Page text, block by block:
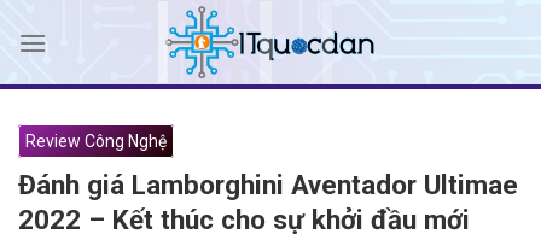
Review Công Nghệ
Đánh giá Lamborghini Aventador Ultimae
2022 – Kết thúc cho sự khởi đầu mới